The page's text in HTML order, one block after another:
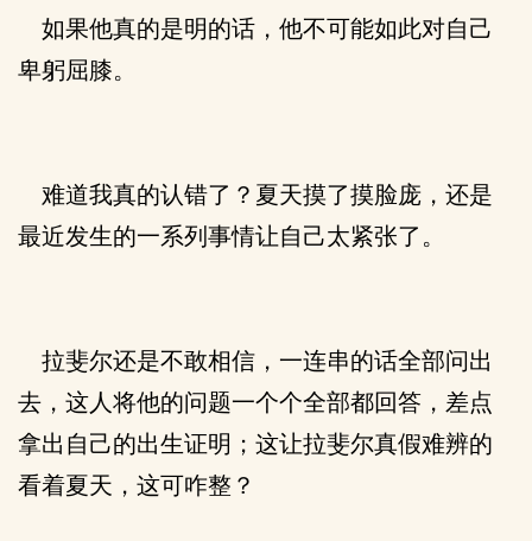
如果他真的是明的话，他不可能如此对自己
卑躬屈膝。
难道我真的认错了？夏天摸了摸脸庞，还是
最近发生的一系列事情让自己太紧张了。
拉斐尔还是不敢相信，一连串的话全部问出
去，这人将他的问题一个个全部都回答，差点
拿出自己的出生证明；这让拉斐尔真假难辨的
看着夏天，这可咋整？